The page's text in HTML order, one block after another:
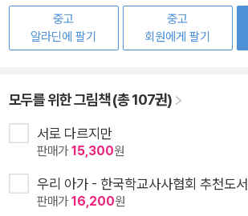
중고
알라딘에 팔기
중고
회원에게 팔기
모두를 위한 그림책 (총 107권)
서로 다르지만
판매가15,300원
우리 아가 - 한국학교사사협회 추천도서
판매가16,200원